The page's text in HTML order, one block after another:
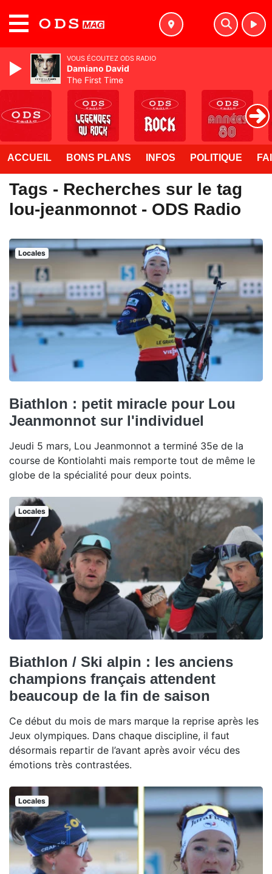
ACCUEIL BONS PLANS INFOS POLITIQUE
Tags - Recherches sur le tag
lou-jeanmonnot - ODS Radio
Locales
Biathlon : petit miracle pour Lou
Jeanmonnot sur l'individuel
Jeudi 5 mars, Lou Jeanmonnot a terminé 35e de la
course de Kontiolahti mais remporte tout de même le
globe de la spécialité pour deux points.
Locales
Biathlon / Ski alpin : les anciens
champions français attendent
beaucoup de la fin de saison
Ce début du mois de mars marque la reprise après les
Jeux olympiques. Dans chaque discipline, il faut
désormais repartir de l’avant après avoir vécu des
émotions très contrastées.
Locales
VOUS ÉCOUTEZ ODS RADIO
Damiano David
The First Time